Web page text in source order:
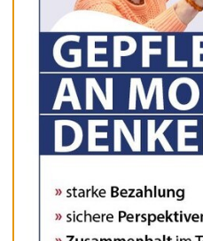
Spargelfahrt
Zwei gelungene
Die zwei Spargelfahrt zum
Das Essen war wie erwartet
Team vom Seehof für die